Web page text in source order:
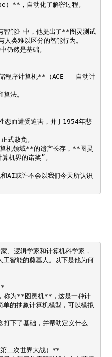
人类难以区分的智能行为。
恋而遭受迫害，并于1954年悲
正式赦免。
机领域**的遗产长存，**图灵
机界的诺奖”。
AI或许不会以我们今天所认识
、逻辑学家和计算机科学家，
工智能的奠基人。以下是他为何
单的抽象计算机模型，可以模拟
二次世界大战）**